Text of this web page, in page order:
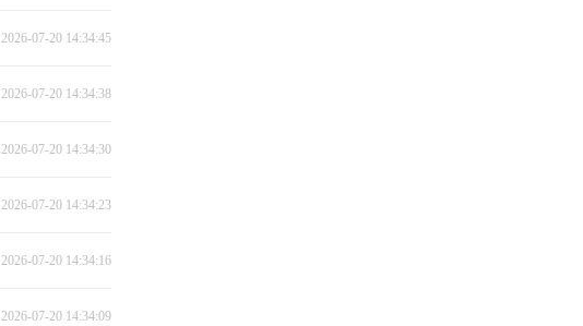
2026-07-20 14:34:45
2026-07-20 14:34:38
2026-07-20 14:34:30
2026-07-20 14:34:23
2026-07-20 14:34:16
2026-07-20 14:34:09